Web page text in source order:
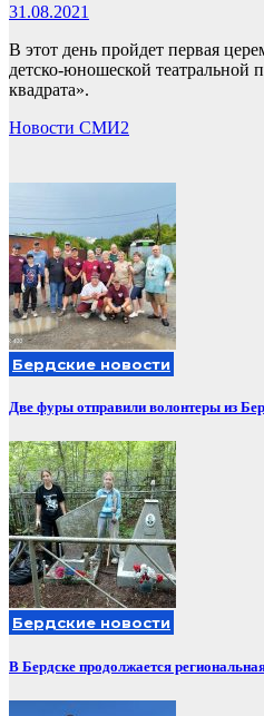
31.08.2021
В этот день пройдет первая
детско-юношеской
квадрата».
Новости СМИ2
Бердские новости
Две фуры отправили волонтеры из
Бердские новости
В Бердске продолжается